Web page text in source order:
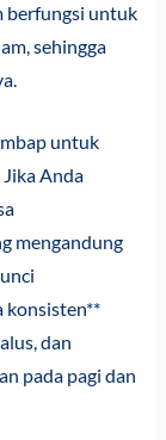
berfungsi untuk
sehingga
untuk
Anda
mengandung
konsisten**
dan
pada pagi dan